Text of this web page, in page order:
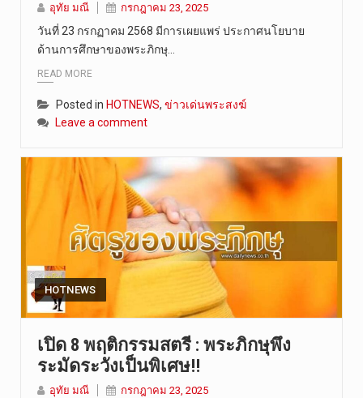
อุทัย มณี กรกฎาคม 23, 2025
วันที่ 23 กรกฏาคม 2568 มีการเผยแพร่ ประกาศนโยบาย
ด้านการศึกษาของพระภิกษุ…
READ MORE
Posted in HOTNEWS, ข่าวเด่นพระสงฆ์
Leave a comment
HOTNEWS
เปิด 8 พฤติกรรมสตรี : พระภิกษุพึง
ระมัดระวังเป็นพิเศษ!!
อุทัย มณี กรกฎาคม 23, 2025